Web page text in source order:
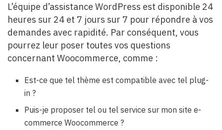
L’équipe d’assistance WordPress est disponible 24
heures sur 24 et 7 jours sur 7 pour répondre à vos
demandes avec rapidité. Par conséquent, vous
pourrez leur poser toutes vos questions
concernant Woocommerce, comme :
Est-ce que tel thème est compatible avec tel plug-
in ?
Puis-je proposer tel ou tel service sur mon site e-
commerce Woocommerce ?